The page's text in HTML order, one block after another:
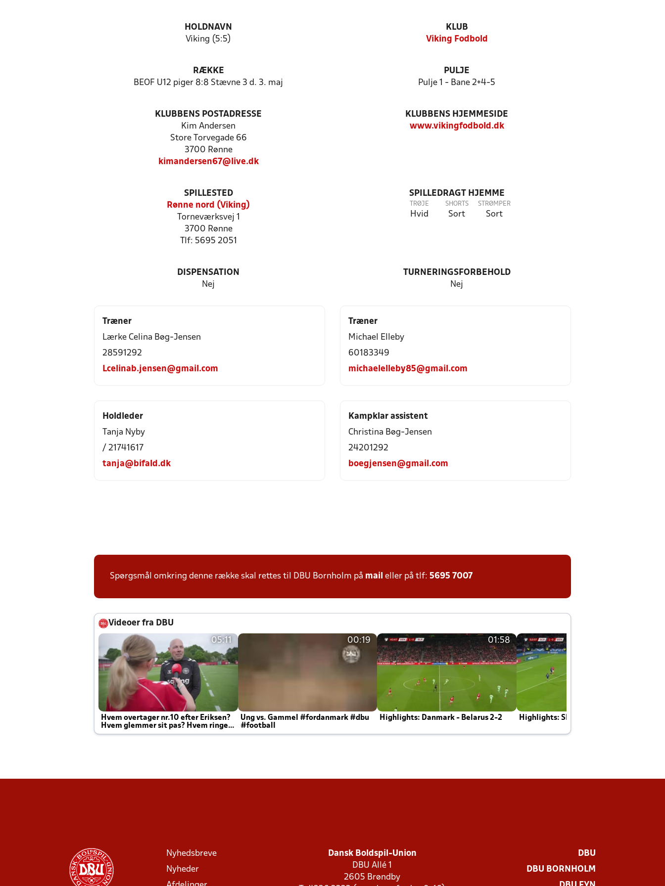
HOLDNAVN
Viking (5:5)
KLUB
Viking Fodbold
RÆKKE
BEOF U12 piger 8:8 Stævne 3 d. 3. maj
PULJE
Pulje 1 - Bane 2+4-5
KLUBBENS POSTADRESSE
Kim Andersen
Store Torvegade 66
3700 Rønne
kimandersen67@live.dk
KLUBBENS HJEMMESIDE
www.vikingfodbold.dk
SPILLESTED
Rønne nord (Viking)
Torneværksvej 1
3700 Rønne
Tlf: 5695 2051
SPILLEDRAGT HJEMME
TRØJE
Hvid
SHORTS
Sort
STRØMPER
Sort
DISPENSATION
Nej
TURNERINGSFORBEHOLD
Nej
Træner
Lærke Celina Bøg-Jensen
28591292
Lcelinab.jensen@gmail.com
Træner
Michael Elleby
60183349
michaelelleby85@gmail.com
Holdleder
Tanja Nyby
/ 21741617
tanja@bifald.dk
Kampklar assistent
Christina Bøg-Jensen
24201292
boegjensen@gmail.com
Spørgsmål omkring denne række skal rettes til DBU Bornholm på mail eller på tlf: 5695 7007
Videoer fra DBU
05:11
Hvem overtager nr.10 efter Eriksen?
Hvem glemmer sit pas? Hvem ringer
Joachim altid til efter kampe?
00:19
Ung vs. Gammel #fordanmark #dbu
#football
01:58
Highlights: Danmark - Belarus 2-2 Highlights: Skotland - Danmark 4-2
Nyhedsbreve
Nyheder
Dansk Boldspil-Union
DBU Allé 1
2605 Brøndby
DBU
DBU BORNHOLM